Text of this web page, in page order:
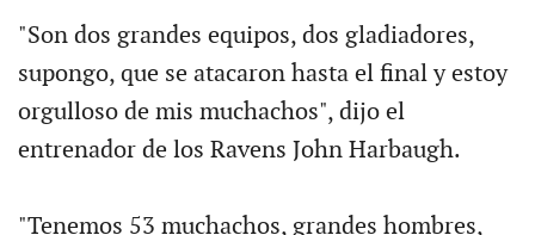
"Son dos grandes equipos, dos gladiadores,
supongo, que se atacaron hasta el final y estoy
orgulloso de mis muchachos", dijo el
entrenador de los Ravens John Harbaugh.
"Tenemos 53 muchachos, grandes hombres,